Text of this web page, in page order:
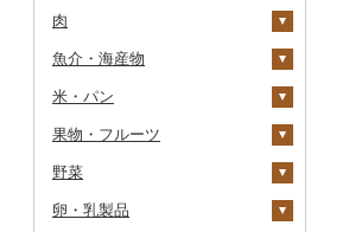
肉
牛肉（精肉）
ステーキ
すき焼き
焼肉
牛肉（加工品）
ハンバーグ
ローストビーフ
豚肉（精肉）
すき焼き
豚肉（加工品）
ハンバーグ
鶏肉
魚介・海産物
カニ
ズワイガニ
毛ガニ
エビ
ボタンエビ
いくら
うに
米・パン
米
無洗米
雑穀
餅
果物・フルーツ
ぶどう・マスカット
巨峰
いちご
野菜
いも
卵・乳製品